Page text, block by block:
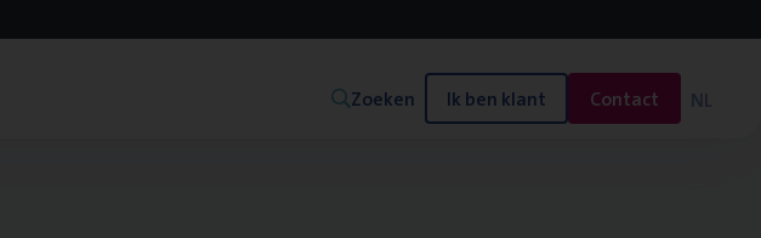
Zoeken Ik ben klant Contact NL